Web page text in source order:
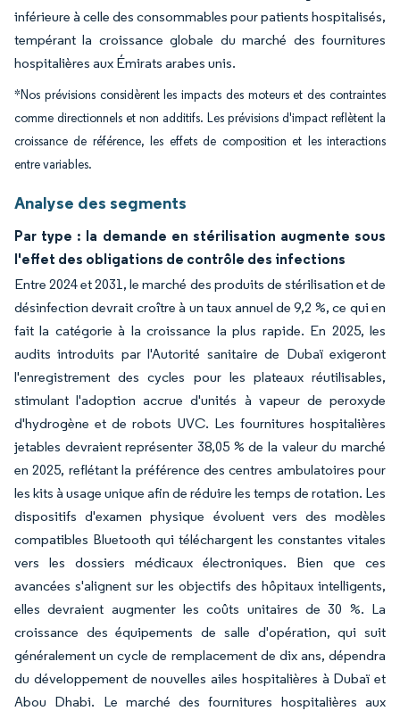
inférieure à celle des consommables pour patients hospitalisés,
tempérant la croissance globale du marché des fournitures
hospitalières aux Émirats arabes unis.
*Nos prévisions considèrent les impacts des moteurs et des contraintes
comme directionnels et non additifs. Les prévisions d'impact reflètent la
croissance de référence, les effets de composition et les interactions
entre variables.
Analyse des segments
Par type : la demande en stérilisation augmente sous
l'effet des obligations de contrôle des infections
Entre 2024 et 2031, le marché des produits de stérilisation et de
désinfection devrait croître à un taux annuel de 9,2 %, ce qui en
fait la catégorie à la croissance la plus rapide. En 2025, les
audits introduits par l'Autorité sanitaire de Dubaï exigeront
l'enregistrement des cycles pour les plateaux réutilisables,
stimulant l'adoption accrue d'unités à vapeur de peroxyde
d'hydrogène et de robots UVC. Les fournitures hospitalières
jetables devraient représenter 38,05 % de la valeur du marché
en 2025, reflétant la préférence des centres ambulatoires pour
les kits à usage unique afin de réduire les temps de rotation. Les
dispositifs d'examen physique évoluent vers des modèles
compatibles Bluetooth qui téléchargent les constantes vitales
vers les dossiers médicaux électroniques. Bien que ces
avancées s'alignent sur les objectifs des hôpitaux intelligents,
elles devraient augmenter les coûts unitaires de 30 %. La
croissance des équipements de salle d'opération, qui suit
généralement un cycle de remplacement de dix ans, dépendra
du développement de nouvelles ailes hospitalières à Dubaï et
Abou Dhabi. Le marché des fournitures hospitalières aux